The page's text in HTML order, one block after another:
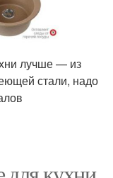
лучше — из
стали, надо